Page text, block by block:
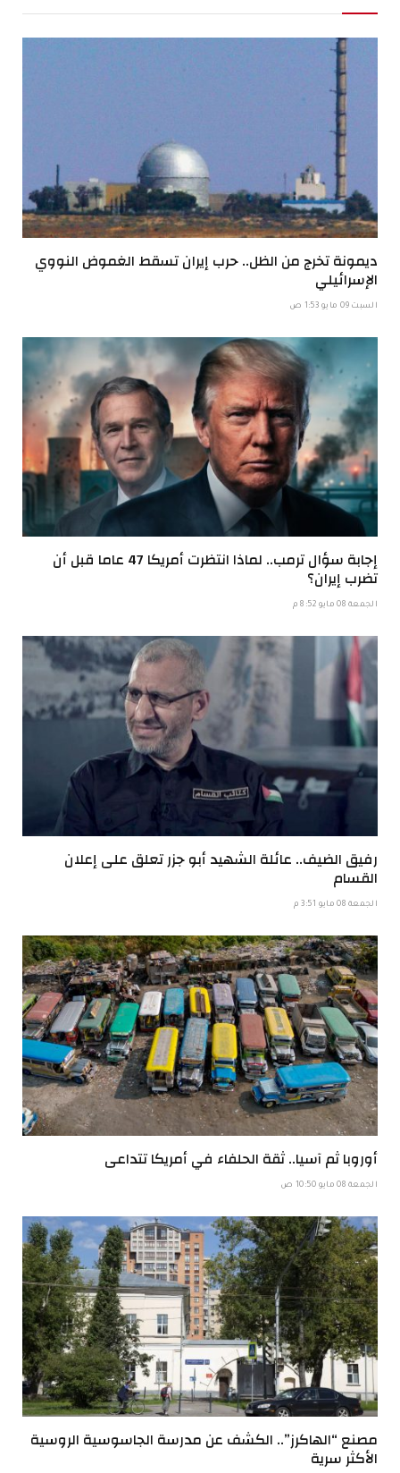
ديمونة تخرج من الظل.. حرب إيران تسقط الغموض النووي
الإسرائيلي
السبت 09 مايو 1:53 ص
إجابة سؤال ترمب.. لماذا انتظرت أمريكا 47 عاما قبل أن
تضرب إيران؟
الجمعة 08 مايو 8:52 م
رفيق الضيف.. عائلة الشهيد أبو جزر تعلق على إعلان
القسام
الجمعة 08 مايو 3:51 م
أوروبا ثم آسيا.. ثقة الحلفاء في أمريكا تتداعى
الجمعة 08 مايو 10:50 ص
مصنع “الهاكرز”.. الكشف عن مدرسة الجاسوسية الروسية
الأكثر سرية